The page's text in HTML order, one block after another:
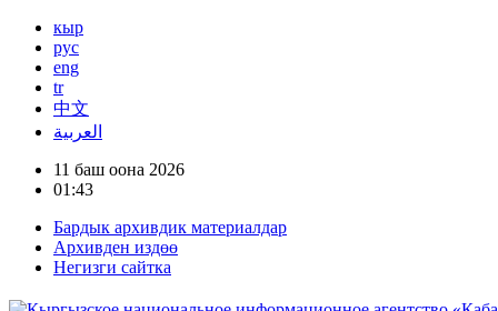
кыр
рус
eng
tr
中文
العربية
11 баш оона 2026
01:43
Бардык архивдик материалдар
Архивден издөө
Негизги сайтка